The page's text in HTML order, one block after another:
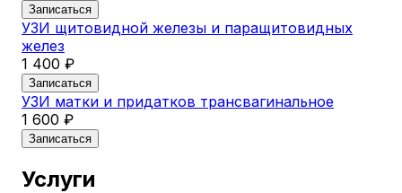
Записаться
УЗИ щитовидной железы и паращитовидных
желез
1 400 ₽
Записаться
УЗИ матки и придатков трансвагинальное
1 600 ₽
Записаться
Услуги